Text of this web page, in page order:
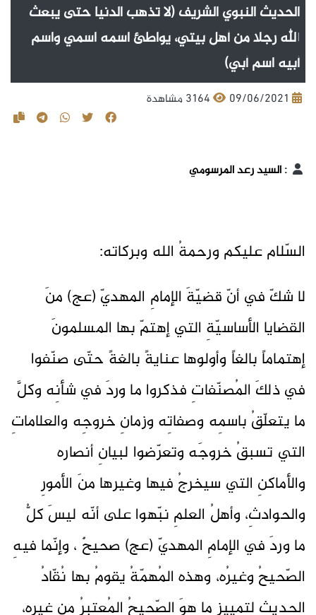
الحديث النبوي الشريف (لا تذهب الدنيا حتى يبعث
الله رجلا من أهل بيتي، يواطئ اسمه اسمي واسم
أبيه اسم أبي)
09/06/2021 3164 مشاهدة
:السيد رعد المرسومي
السّلام عليكم ورحمةُ الله وبركاته:
لا شكّ في أنّ قضيّةَ الإمامِ المهديّ (عج) منَ
القضايا الأساسيّةِ التي إهتمّ بها المسلمونَ
إهتماماً بالغاً وأولوها عنايةً بالغةً حتّى صنّفوا
في ذلكَ المُصنّفاتِ فذكروا ما وردَ في شأنِه وكلَّ
ما يتعلّقُ باسمِه وصفاتِه وزمانِ خروجِه والعلاماتِ
التي تسبقُ خروجَه وتعرّضوا لبيانِ أنصاره
والأماكنِ التي سيخرجُ فيها وغيرها منَ الأمورِ
والحوادثِ، وأهلُ العلمِ نبّهوا على أنّه ليسَ كلُّ
ما وردَ في الإمامِ المهديّ (عج) صحيحٌ ، وإنّما فيهِ
الصّحيحُ وغيرُه، وهذه المُهمّةُ يقومُ بها نُقّادُ
الحديثِ لتمييزِ ما هوَ الصّحيحُ المُعتبرُ مِن غيرِه،